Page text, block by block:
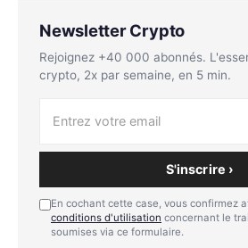
Newsletter Crypto
Rejoignez +40 000 abonnés.
crypto, 2x par semaine, en 5 min.
S'inscrire ›
En cochant cette case, vous confirmez
conditions d'utilisation concernant le
soumises via ce formulaire.